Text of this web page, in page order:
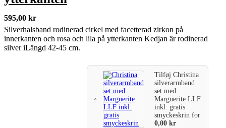
595,00 kr
Silverhalsband rodinerad cirkel med facetterad zirkon på
innerkanten och rosa och lila på ytterkanten Kedjan är rodinerad
silver iLängd 42-45 cm.
TilføjChristina
silverarmband
set med
Marguerite LLF
inkl. gratis
smyckeskrinfor
0,00kr